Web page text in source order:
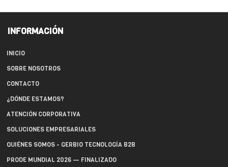
INFORMACIÓN
INICIO
SOBRE NOSOTROS
CONTACTO
¿DÓNDE ESTAMOS?
ATENCIÓN CORPORATIVA
SOLUCIONES EMPRESARIALES
QUIÉNES SOMOS - GERBIO TECNOLOGÍA B2B
PRODE MUNDIAL 2026 — FINALIZADO